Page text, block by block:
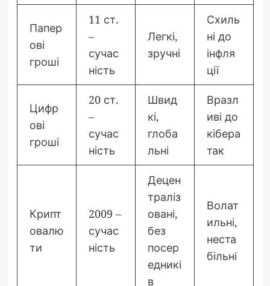
Папер
ові
гроші
11 ст.
–
сучас
ність
Легкі,
зручні
Схиль
ні до
інфля
ції
Цифр
ові
гроші
20 ст.
–
сучас
ність
Швид
кі,
глоба
льні
Вразл
иві до
кібера
так
Крипт
овалю
ти
2009 –
сучас
ність
Децен
траліз
овані,
без
посер
едникі
в
Волат
ильні,
неста
більні